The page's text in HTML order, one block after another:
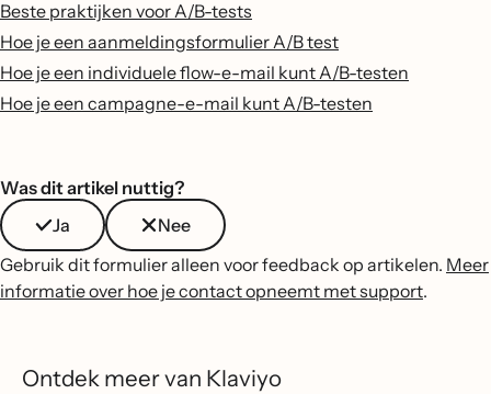
Beste praktijken voor A/B-tests
Hoe je een aanmeldingsformulier A/B test
Hoe je een individuele flow-e-mail kunt A/B-testen
Hoe je een campagne-e-mail kunt A/B-testen
Was dit artikel nuttig?
Ja
Nee
Gebruik dit formulier alleen voor feedback op artikelen. Meer
informatie over hoe je contact opneemt met support.
Ontdek meer van Klaviyo